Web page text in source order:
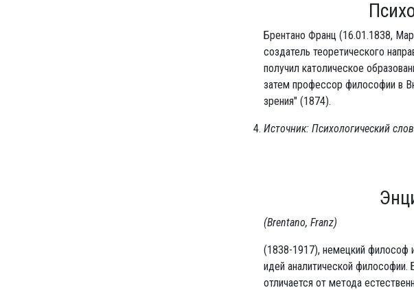
Брентано Франц (16.01.1838,
создатель теоретического
получил католическое
затем профессор философии в
зрения" (1874).
Источник: Психологический
(Brentano, Franz)
(1838-1917), немецкий философ
идей аналитической
отличается от метода